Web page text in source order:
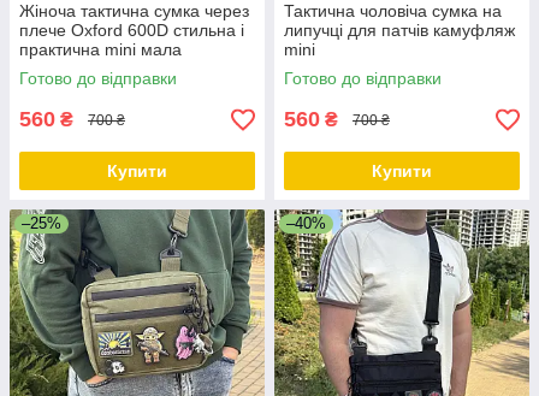
Жіноча тактична сумка через
плече Oxford 600D стильна і
практична mini мала
Готово до відправки
560 ₴ 700 ₴
Купити
Тактична чоловіча сумка на
липучці для патчів камуфляж
mini
Готово до відправки
560 ₴ 700 ₴
Купити
–25% –40%